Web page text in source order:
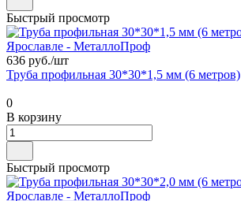
Быстрый просмотр
636 руб./шт
Труба профильная 30*30*1,5 мм (6 метров)
0
В корзину
Быстрый просмотр